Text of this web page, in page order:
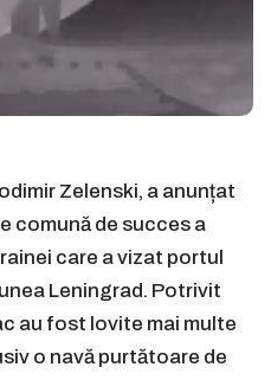
Zelenski, a anunțat
comună de succes a
care a vizat portul
Leningrad. Potrivit
au fost lovite mai multe
o navă purtătoare de